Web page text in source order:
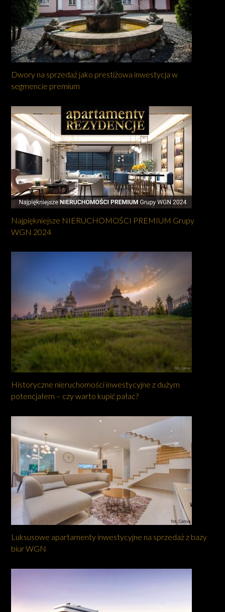
Dwory na sprzedaż jako prestiżowa inwestycja w
segmencie premium
Najpiękniejsze NIERUCHOMOŚCI PREMIUM Grupy
WGN 2024
Historyczne nieruchomości inwestycyjne z dużym
potencjałem – czy warto kupić pałac?
Luksusowe apartamenty inwestycyjne na sprzedaż z bazy
biur WGN